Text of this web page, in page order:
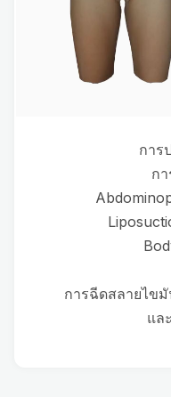
การ
ก
การฉีดสลายไข
แล